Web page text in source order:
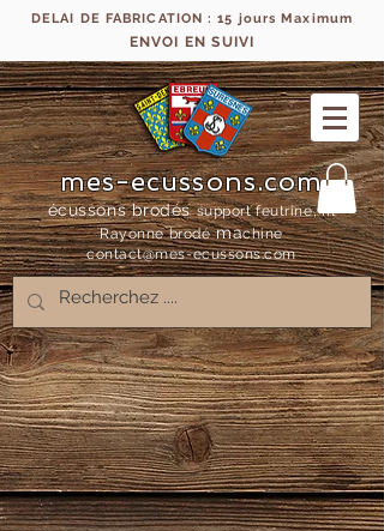
DELAI DE FABRICATION : 15 jours Maximum
ENVOI EN SUIVI
mes-ecussons.com
écussons brodés support feutrine, fil
Rayonne brodémachine
contact@mes-ecussons.com